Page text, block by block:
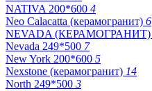
NATIVA 200*600 4
Neo Calacatta (керамогранит) 6
NEVADA (КЕРАМОГРАНИТ)
Nevada 249*500 7
New York 200*600 5
Nexstone (керамогранит) 14
North 249*500 3